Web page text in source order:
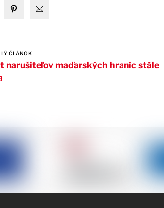
ČLÁNOK
narušiteľov maďarských hraníc stále